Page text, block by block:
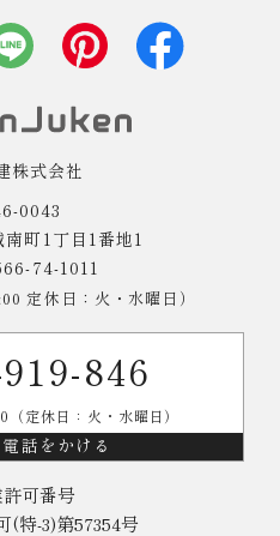
株式会社
0043
町1丁目1番地1
74-1011
定休日：火・水曜日）
846
定休日：火・水曜日）
話をかける
可番号
(特-3)第57354号